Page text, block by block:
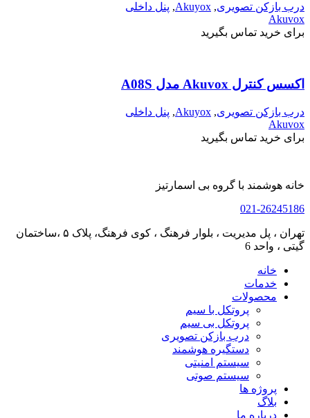
درب بازکن تصویری,
Akuyox
, پنل داخلی
Akuvox
برای خرید تماس بگیرید
اکسس کنترل Akuvox مدل A08S
درب بازکن تصویری,
Akuyox
, پنل داخلی
Akuvox
برای خرید تماس بگیرید
خانه هوشمند با گروه بی اسمارتیز
021-26245186
تهران ، پل مدیریت ، بلوار فرهنگ ، کوی فرهنگ، پلاک ۵ ،ساختمان
گیتی ، واحد 6
خانه
خدمات
محصولات
پروتکل با سیم
پروتکل بی سیم
درب بازکن تصویری
دستگیره هوشمند
سیستم امنیتی
سیستم صوتی
پروژه ها
بلاگ
درباره ما